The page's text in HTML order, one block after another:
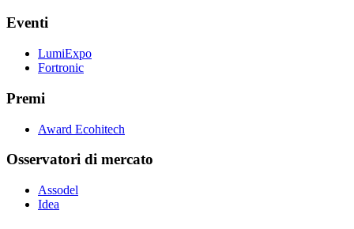
Eventi
LumiExpo
Fortronic
Premi
Award Ecohitech
Osservatori di mercato
Assodel
Idea